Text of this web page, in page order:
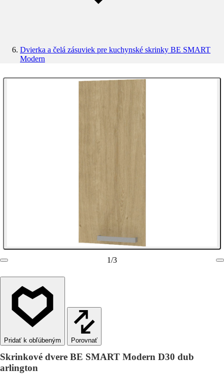
Dvierka a čelá zásuviek pre kuchynské skrinky BE SMART
Modern
1/3
Porovnať
Skrinkové dvere BE SMART Modern D30 dub
arlington